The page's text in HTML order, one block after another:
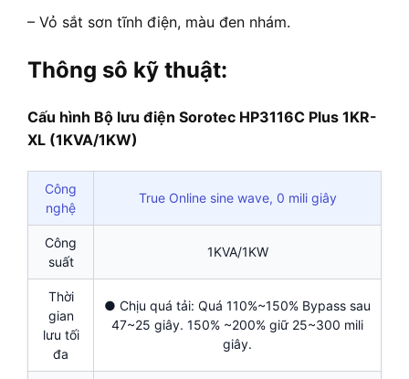
– Vỏ sắt sơn tĩnh điện, màu đen nhám.
Thông sô kỹ thuật:
Cấu hình Bộ lưu điện Sorotec HP3116C Plus 1KR-
XL (1KVA/1KW)
Công
nghệ
True Online sine wave, 0 mili giây
Công
suất
1KVA/1KW
Thời
gian
lưu tối
đa
● Chịu quá tải: Quá 110%~150% Bypass sau
47~25 giây. 150% ~200% giữ 25~300 mili
giây.